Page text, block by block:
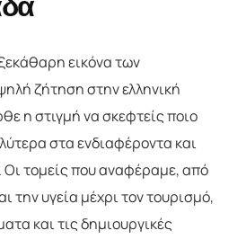
εικόνα των
ζήτηση στην ελληνική
η στιγμή να σκεφτείς ποιο
στα ενδιαφέροντα και
Οι τομείς που αναφέραμε, από
την υγεία μέχρι τον τουρισμό,
και τις δημιουργικές